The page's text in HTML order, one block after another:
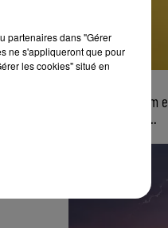
Ecouter un
ce n’est plus du...
partenaires dans "Gérer
ne s'appliqueront que pour
les cookies" situé en